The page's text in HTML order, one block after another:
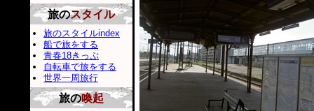
旅のスタイル
旅のスタイルindex
船で旅をする
青春18きっぷ
自転車で旅をする
世界一周旅行
旅の喚起